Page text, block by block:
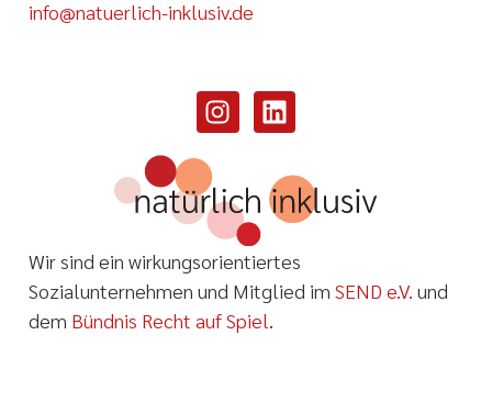
info@natuerlich-inklusiv.de
Wir sind ein wirkungsorientiertes
Sozialunternehmen und Mitglied im SEND e.V. und
dem Bündnis Recht auf Spiel.